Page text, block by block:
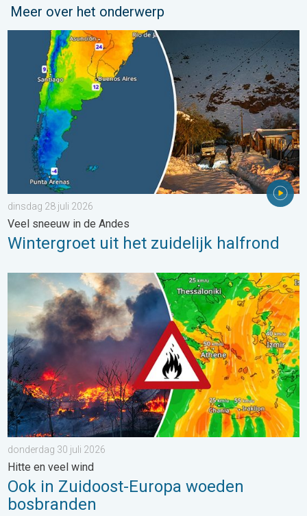
Meer over het onderwerp
Wintergroet uit het zuidelijk halfrond. Veel sneeuw in de
dinsdag 28 juli 2026
Veel sneeuw in de Andes
Wintergroet uit het zuidelijk halfrond
Ook in Zuidoost-Europa woeden bosbranden. Hitte en veel
donderdag 30 juli 2026
Hitte en veel wind
Ook in Zuidoost-Europa woeden
bosbranden